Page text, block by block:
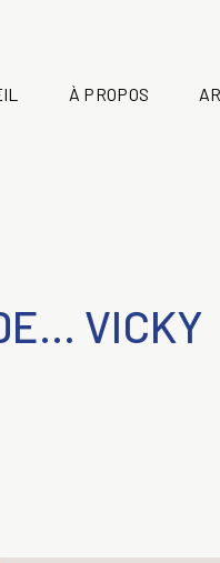
À PROPOS
VICKY